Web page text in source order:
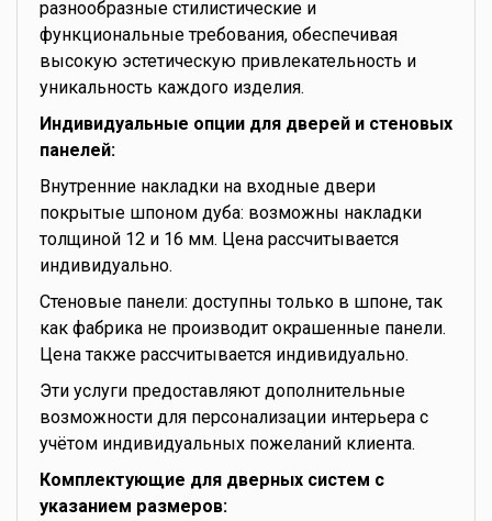
разнообразные стилистические и
функциональные требования, обеспечивая
высокую эстетическую привлекательность и
уникальность каждого изделия.
Индивидуальные опции для дверей и стеновых
панелей:
Внутренние накладки на входные двери
покрытые шпоном дуба: возможны накладки
толщиной 12 и 16 мм. Цена рассчитывается
индивидуально.
Стеновые панели: доступны только в шпоне, так
как фабрика не производит окрашенные панели.
Цена также рассчитывается индивидуально.
Эти услуги предоставляют дополнительные
возможности для персонализации интерьера с
учётом индивидуальных пожеланий клиента.
Комплектующие для дверных систем с
указанием размеров: